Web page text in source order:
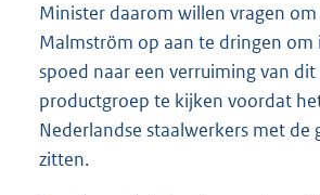
Minister daarom willen vragen
Malmström op aan te dringen om
spoed naar een verruiming van
productgroep te kijken voordat
Nederlandse staalwerkers met de
zitten.